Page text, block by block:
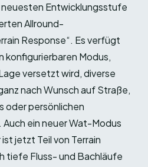
neuesten Entwicklungsstufe
Allround-
Response“. Es verfügt
konfigurierbaren Modus,
versetzt wird, diverse
nach Wunsch auf Straße,
oder persönlichen
ein neuer Wat-Modus
jetzt Teil von Terrain
tiefe Fluss- und Bachläufe